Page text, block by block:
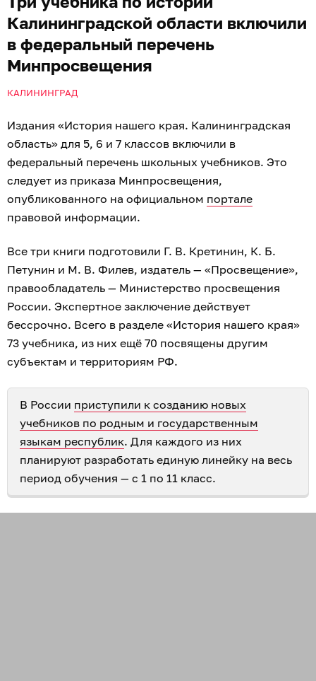
Калининградской области включили
в федеральный перечень
Минпросвещения
КАЛИНИНГРАД
Издания «История нашего края. Калининградская
область» для 5, 6 и 7 классов включили в
федеральный перечень школьных учебников. Это
следует из приказа Минпросвещения,
опубликованного на официальном портале
правовой информации.
Все три книги подготовили Г. В. Кретинин, К. Б.
Петунин и М. В. Филев, издатель — «Просвещение»,
правообладатель — Министерство просвещения
России. Экспертное заключение действует
бессрочно. Всего в разделе «История нашего края»
73 учебника, из них ещё 70 посвящены другим
субъектам и территориям РФ.
В России приступили к созданию новых
учебников по родным и государственным
языкам республик. Для каждого из них
планируют разработать единую линейку на весь
период обучения — с 1 по 11 класс.